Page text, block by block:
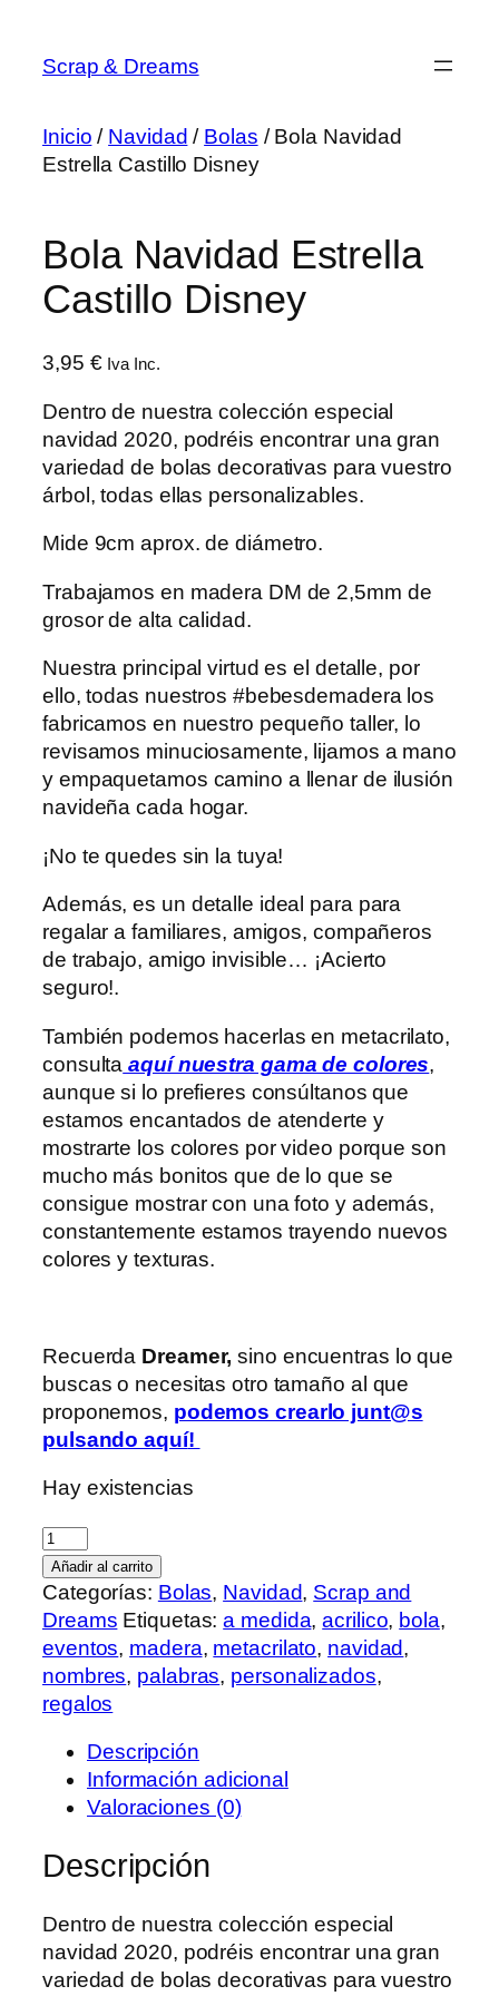
contenido
Scrap & Dreams
Inicio / Navidad / Bolas / Bola Navidad
Estrella Castillo Disney
Bola Navidad Estrella
Castillo Disney
3,95 € Iva Inc.
Dentro de nuestra colección especial
navidad 2020, podréis encontrar una gran
variedad de bolas decorativas para vuestro
árbol, todas ellas personalizables.
Mide 9cm aprox. de diámetro.
Trabajamos en madera DM de 2,5mm de
grosor de alta calidad.
Nuestra principal virtud es el detalle, por
ello, todas nuestros #bebesdemadera los
fabricamos en nuestro pequeño taller, lo
revisamos minuciosamente, lijamos a mano
y empaquetamos camino a llenar de ilusión
navideña cada hogar.
¡No te quedes sin la tuya!
Además, es un detalle ideal para para
regalar a familiares, amigos, compañeros
de trabajo, amigo invisible… ¡Acierto
seguro!.
También podemos hacerlas en metacrilato,
consulta aquí nuestra gama de colores,
aunque si lo prefieres consúltanos que
estamos encantados de atenderte y
mostrarte los colores por video porque son
mucho más bonitos que de lo que se
consigue mostrar con una foto y además,
constantemente estamos trayendo nuevos
colores y texturas.
Recuerda Dreamer, sino encuentras lo que
buscas o necesitas otro tamaño al que
proponemos, podemos crearlo junt@s
pulsando aquí!
Hay existencias
Bola
Navidad
Estrella
Castillo
Disney
cantidad
Añadir al carrito
Categorías: Bolas, Navidad, Scrap and
Dreams Etiquetas:a medida,acrilico, bola,
eventos, madera, metacrilato, navidad,
nombres, palabras, personalizados,
regalos
Descripción
Información adicional
Valoraciones (0)
Descripción
Dentro de nuestra colección especial
navidad 2020, podréis encontrar una gran
variedad de bolas decorativas para vuestro